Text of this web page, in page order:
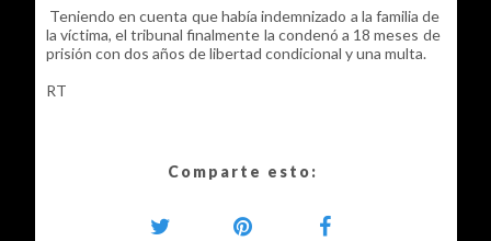
Teniendo en cuenta que había indemnizado a la familia de
la víctima, el tribunal finalmente la condenó a 18 meses de
prisión con dos años de libertad condicional y una multa.
RT
Comparte esto: